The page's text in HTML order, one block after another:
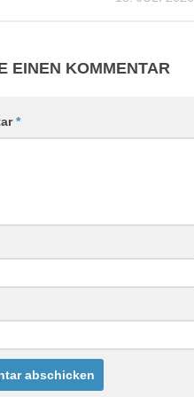
EINEN KOMMENTAR
*